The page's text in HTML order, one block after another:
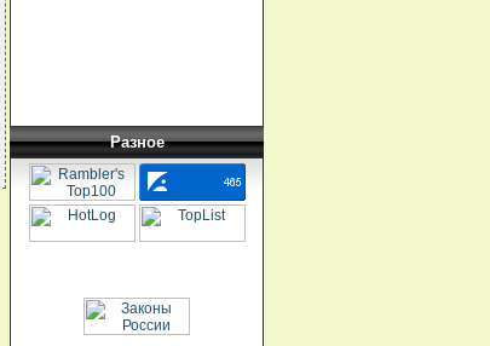
Разное